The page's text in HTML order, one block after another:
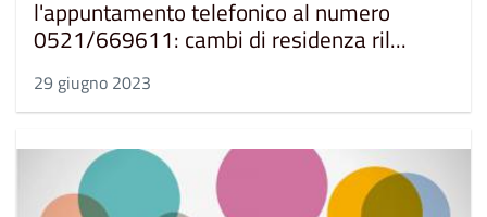
l'appuntamento telefonico al numero
0521/669611: cambi di residenza ril...
29 giugno 2023